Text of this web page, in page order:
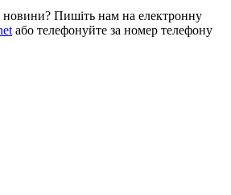
новини? Пишіть нам на електронну
або телефонуйте за номер телефону